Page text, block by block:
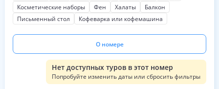
Косметические наборы
Фен Халаты
Балкон
Письменный стол
Кофеварка или кофемашина
О номере
Нет доступных туров в этот номер
Попробуйте изменить даты или сбросить фильтры